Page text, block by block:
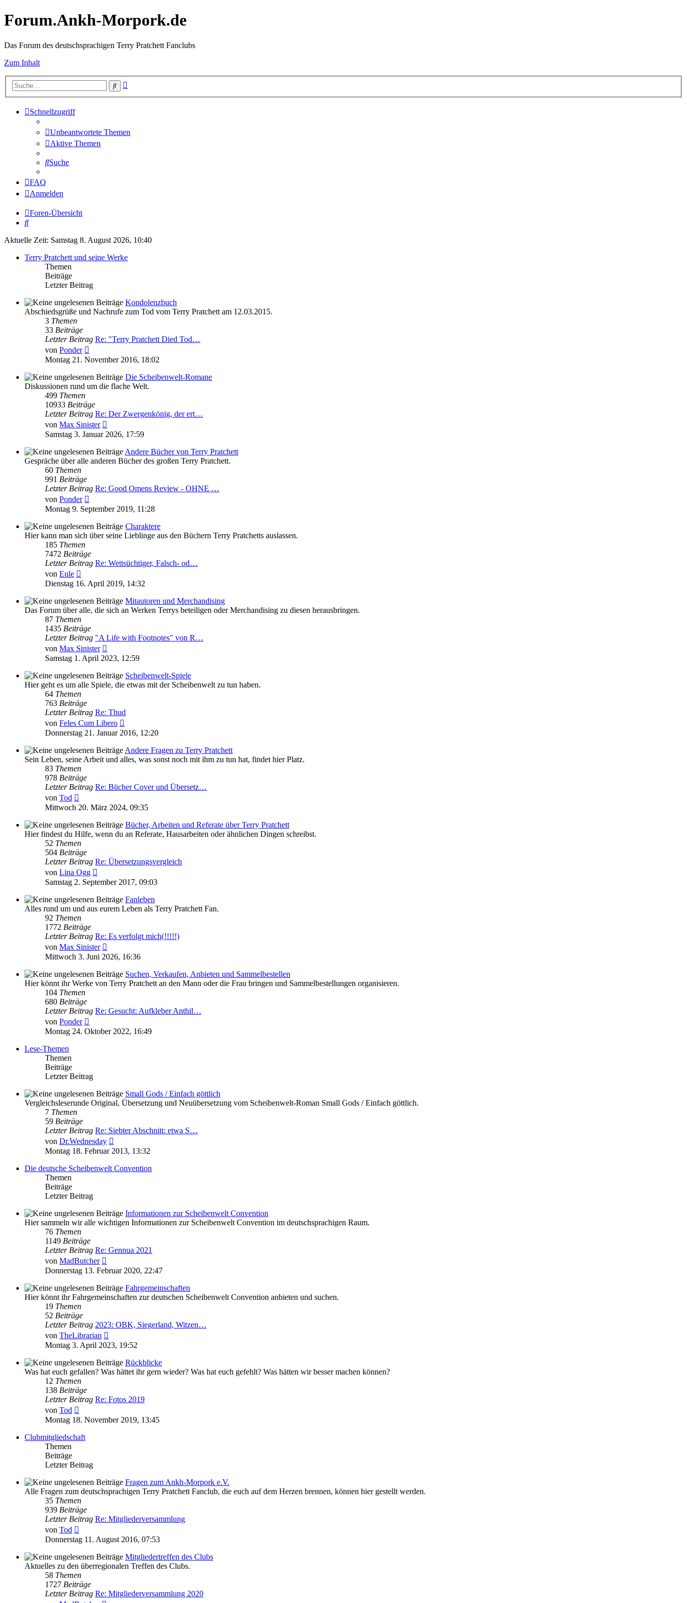
Forum.Ankh-Morpork.de
Das Forum des deutschsprachigen Terry Pratchett Fanclubs
Zum Inhalt
Suche
Schnellzugriff
Unbeantwortete Themen
Aktive Themen
Suche
FAQ
Anmelden
Foren-Übersicht
Suche
Aktuelle Zeit: Samstag 8. August 2026, 10:40
Terry Pratchett und seine Werke
Themen
Beiträge
Letzter Beitrag
Kondolenzbuch
Abschiedsgrüße und Nachrufe zum Tod vom Terry Pratchett am 12.03.2015.
3 Themen
33 Beiträge
Letzter Beitrag Re: "Terry Pratchett Died Tod…
von Ponder
Beitrag
Montag 21. November 2016, 18:02
Die Scheibenwelt-Romane
Diskussionen rund um die flache Welt.
499 Themen
10933 Beiträge
Letzter Beitrag Re: Der Zwergenkönig, der ert…
von Max Sinister
Beitrag
Samstag 3. Januar 2026, 17:59
Andere Bücher von Terry Pratchett
Gespräche über alle anderen Bücher des großen Terry Pratchett.
60 Themen
991 Beiträge
Letzter Beitrag Re: Good Omens Review - OHNE …
von Ponder
Beitrag
Montag 9. September 2019, 11:28
Charaktere
Hier kann man sich über seine Lieblinge aus den Büchern Terry Pratchetts auslassen.
185 Themen
7472 Beiträge
Letzter Beitrag Re: Wettsüchtiger, Falsch- od…
von Eule
Beitrag
Dienstag 16. April 2019, 14:32
Mitautoren und Merchandising
Das Forum über alle, die sich an Werken Terrys beteiligen oder Merchandising zu diesen herausbringen.
87 Themen
1435 Beiträge
Letzter Beitrag "A Life with Footnotes" von R…
von Max Sinister
Beitrag
Samstag 1. April 2023, 12:59
Scheibenwelt-Spiele
Hier geht es um alle Spiele, die etwas mit der Scheibenwelt zu tun haben.
64 Themen
763 Beiträge
Letzter Beitrag Re: Thud
von Feles Cum Libero
Beitrag
Donnerstag 21. Januar 2016, 12:20
Andere Fragen zu Terry Pratchett
Sein Leben, seine Arbeit und alles, was sonst noch mit ihm zu tun hat, findet hier Platz.
83 Themen
978 Beiträge
Letzter Beitrag Re: Bücher Cover und Übersetz…
von Tod
Beitrag
Mittwoch 20. März 2024, 09:35
Bücher, Arbeiten und Referate über Terry Pratchett
Hier findest du Hilfe, wenn du an Referate, Hausarbeiten oder ähnlichen Dingen schreibst.
52 Themen
504 Beiträge
Letzter Beitrag Re: Übersetzungsvergleich
von Lina Ogg
Beitrag
Samstag 2. September 2017, 09:03
Fanleben
Alles rund um und aus eurem Leben als Terry Pratchett Fan.
92 Themen
1772 Beiträge
Letzter Beitrag Re: Es verfolgt mich(!!!!!)
von Max Sinister
Beitrag
Mittwoch 3. Juni 2026, 16:36
Suchen, Verkaufen, Anbieten und Sammelbestellen
Hier könnt ihr Werke von Terry Pratchett an den Mann oder die Frau bringen und Sammelbestellungen organisieren.
104 Themen
680 Beiträge
Letzter Beitrag Re: Gesucht: Aufkleber Anthil…
von Ponder
Beitrag
Montag 24. Oktober 2022, 16:49
Lese-Themen
Themen
Beiträge
Letzter Beitrag
Small Gods / Einfach göttlich
Vergleichsleserunde Original, Übersetzung und Neuübersetzung vom Scheibenwelt-Roman Small Gods / Einfach göttlich.
7 Themen
59 Beiträge
Letzter Beitrag Re: Siebter Abschnitt: etwa S…
von Dr.Wednesday
Beitrag
Montag 18. Februar 2013, 13:32
Die deutsche Scheibenwelt Convention
Themen
Beiträge
Letzter Beitrag
Informationen zur Scheibenwelt Convention
Hier sammeln wir alle wichtigen Informationen zur Scheibenwelt Convention im deutschsprachigen Raum.
76 Themen
1149 Beiträge
Letzter Beitrag Re: Gennua 2021
von MadButcher
Beitrag
Donnerstag 13. Februar 2020, 22:47
Fahrgemeinschaften
Hier könnt ihr Fahrgemeinschaften zur deutschen Scheibenwelt Convention anbieten und suchen.
19 Themen
52 Beiträge
Letzter Beitrag 2023: OBK, Siegerland, Witzen…
von TheLibrarian
Beitrag
Montag 3. April 2023, 19:52
Rückblicke
Was hat euch gefallen? Was hättet ihr gern wieder? Was hat euch gefehlt? Was hätten wir besser machen können?
12 Themen
138 Beiträge
Letzter Beitrag Re: Fotos 2019
von Tod
Beitrag
Montag 18. November 2019, 13:45
Clubmitgliedschaft
Themen
Beiträge
Letzter Beitrag
Fragen zum Ankh-Morpork e.V.
Alle Fragen zum deutschsprachigen Terry Pratchett Fanclub, die euch auf dem Herzen brennen, können hier gestellt werden.
35 Themen
939 Beiträge
Letzter Beitrag Re: Mitgliederversammlung
von Tod
Beitrag
Donnerstag 11. August 2016, 07:53
Mitgliedertreffen des Clubs
Aktuelles zu den überregionalen Treffen des Clubs.
58 Themen
1727 Beiträge
Letzter Beitrag Re: Mitgliederversammlung 2020